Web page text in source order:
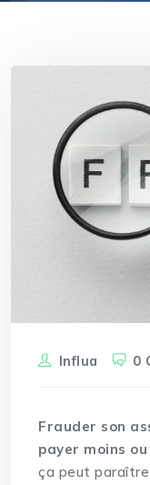
Influa 0
Frauder son
payer moins
ça peut